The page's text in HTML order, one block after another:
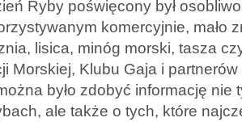
Ryby poświęcony był
komercyjnie, mało
lisica, minóg morski, tasza
Morskiej, Klubu Gaja i
było zdobyć informację nie
ale także o tych, które